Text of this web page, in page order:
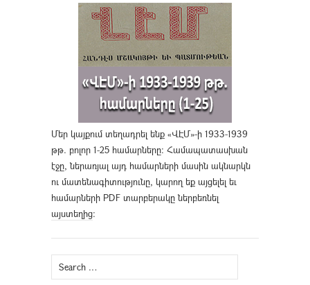
Մեր կայքում տեղադրել ենք «ՎԷՄ»-ի 1933-1939
թթ. բոլոր 1-25 համարները։ Համապատասխան
էջը, ներառյալ այդ համարների մասին ակնարկն
ու մատենագիտությունը, կարող եք այցելել եւ
համարների PDF տարբերակը ներբեռնել
այստեղից։
Search
for: